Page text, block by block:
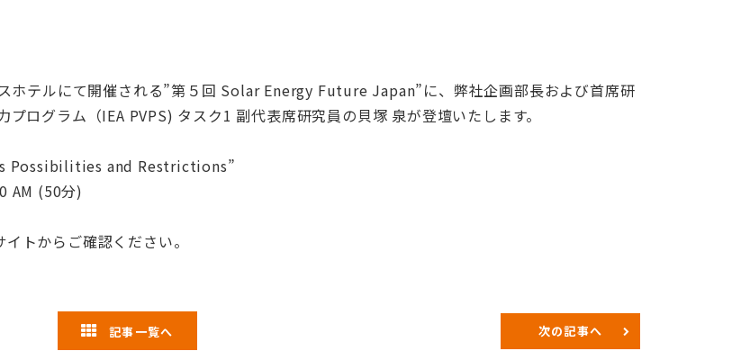
ホテルにて開催される”第５回 Solar Energy Future Japan”に、弊社企画部長および首席研
ログラム（IEA PVPS) タスク1 副代表席研究員の貝塚 泉が登壇いたします。
Possibilities and Restrictions”
(50分)
トからご確認ください。
記事一覧へ 次の記事へ